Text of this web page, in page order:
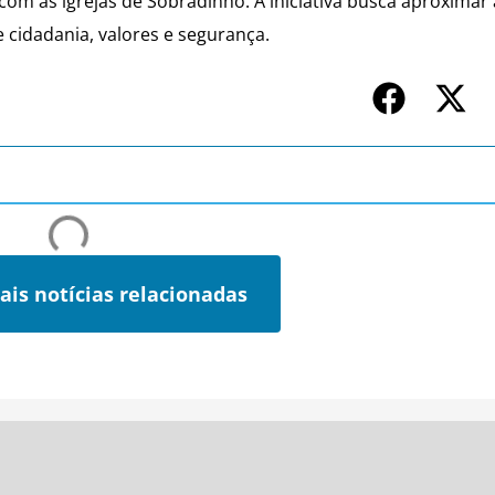
valores e segurança.
notícias relacionadas